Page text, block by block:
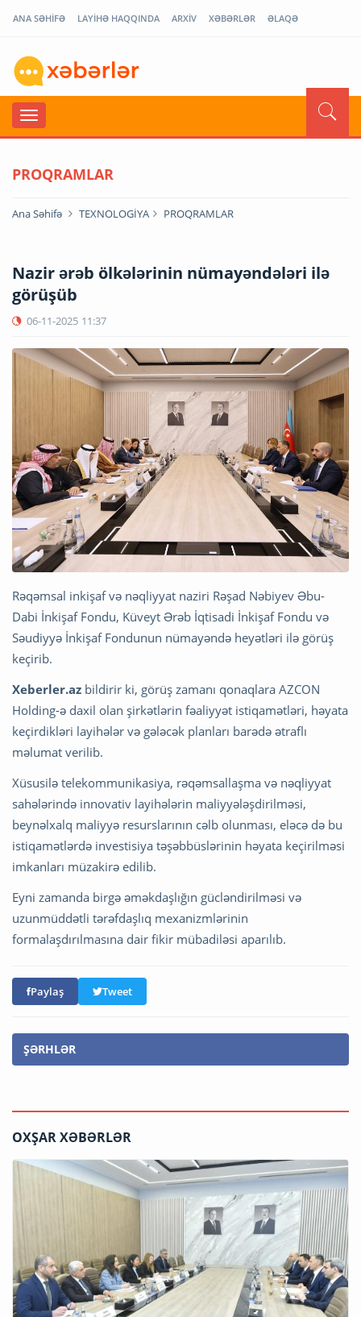
ANA SƏHİFƏ LAYİHƏ HAQQINDA ARXİV XƏBƏRLƏR ƏLAQƏ
PROQRAMLAR
Ana Səhifə TEXNOLOGİYA PROQRAMLAR
Nazir ərəb ölkələrinin nümayəndələri ilə
görüşüb
06-11-2025 11:37
Rəqəmsal inkişaf və nəqliyyat naziri Rəşad Nəbiyev Əbu-
Dabi İnkişaf Fondu, Küveyt Ərəb İqtisadi İnkişaf Fondu və
Səudiyyə İnkişaf Fondunun nümayəndə heyətləri ilə görüş
keçirib.
Xeberler.az bildirir ki, görüş zamanı qonaqlara AZCON
Holding-ə daxil olan şirkətlərin fəaliyyət istiqamətləri, həyata
keçirdikləri layihələr və gələcək planları barədə ətraflı
məlumat verilib.
Xüsusilə telekommunikasiya, rəqəmsallaşma və nəqliyyat
sahələrində innovativ layihələrin maliyyələşdirilməsi,
beynəlxalq maliyyə resurslarının cəlb olunması, eləcə də bu
istiqamətlərdə investisiya təşəbbüslərinin həyata keçirilməsi
imkanları müzakirə edilib.
Eyni zamanda birgə əməkdaşlığın gücləndirilməsi və
uzunmüddətli tərəfdaşlıq mexanizmlərinin
formalaşdırılmasına dair fikir mübadiləsi aparılıb.
Paylaş Tweet
ŞƏRHLƏR
OXŞAR XƏBƏRLƏR